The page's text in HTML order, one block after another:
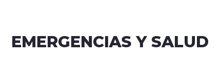
EMERGENCIAS Y SALUD